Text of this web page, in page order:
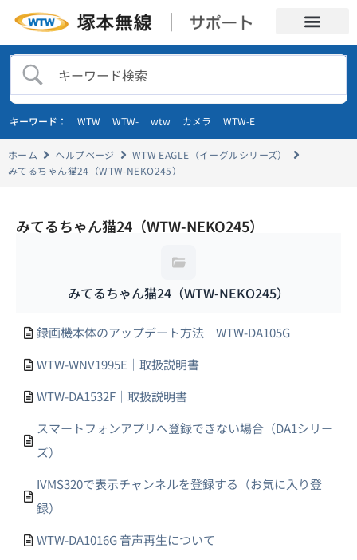
キーワード： WTW WTW- wtw カメラ WTW-E
ホーム ヘルプページ
WTW EAGLE（イーグルシリーズ）
みてるちゃん猫24（WTW-NEKO245）
みてるちゃん猫24（WTW-NEKO245）
みてるちゃん猫24（WTW-NEKO245）
録画機本体のアップデート方法｜WTW-DA105G
WTW-WNV1995E｜取扱説明書
WTW-DA1532F｜取扱説明書
スマートフォンアプリへ登録できない場合（DA1シリー
ズ）
IVMS320で表示チャンネルを登録する（お気に入り登
録）
WTW-DA1016G 音声再生について